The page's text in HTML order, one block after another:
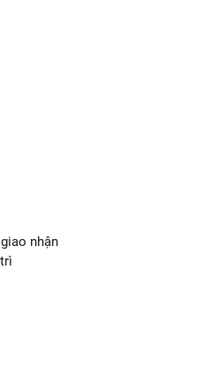
nhận